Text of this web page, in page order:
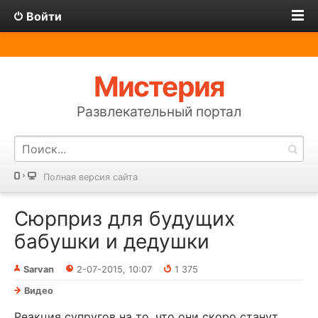
Войти
Мистерия
Развлекательный портал
Полная версия сайта
Сюрприз для будущих
бабушки и дедушки
Sarvan 2-07-2015, 10:07
1 375
Видео